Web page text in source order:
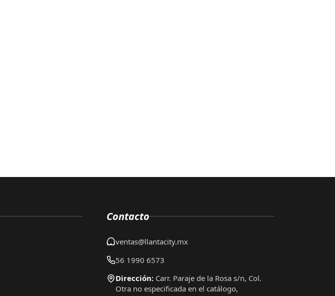
Contacto
ventas@llantacity.mx
56 1990 6573
Dirección: Carr. Paraje de la Rosa s/n, Col.
Otra no especificada en el catálogo,